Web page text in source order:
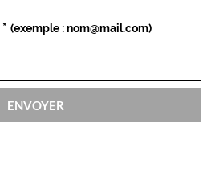
* (exemple : nom@mail.com)
ENVOYER